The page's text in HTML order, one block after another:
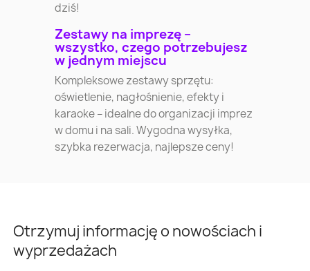
Warszawa
dziś!
Zestawy na imprezę –
wszystko, czego potrzebujesz
w jednym miejscu
Kompleksowe zestawy sprzętu:
oświetlenie, nagłośnienie, efekty i
karaoke – idealne do organizacji imprez
w domu i na sali. Wygodna wysyłka,
szybka rezerwacja, najlepsze ceny!
Otrzymuj informację o nowościach i
wyprzedażach